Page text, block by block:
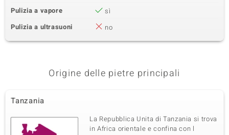
Pulizia a vapore
sì
Pulizia a ultrasuoni
no
Origine delle pietre principali
Tanzania
La Repubblica Unita di Tanzania si trova
in Africa orientale e confina con l